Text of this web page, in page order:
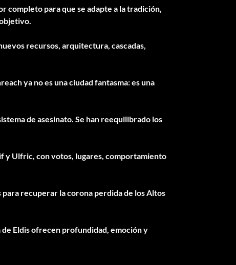
completo para que se adapte a la tradición,
recursos, arquitectura, cascadas,
ya no es una ciudad fantasma: es una
de asesinato. Se han reequilibrado los
y Ulfric, con votos, lugares, comportamiento
recuperar la corona perdida de los Altos
Eldis ofrecen profundidad, emoción y